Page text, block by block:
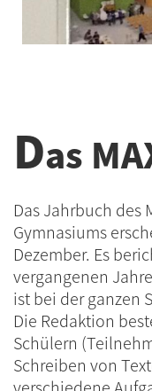
Das
Das Jahrbuch des
Gymnasiums
Dezember. Es
vergangenen
ist bei der ganzen
Die Redaktion
Schülern
Schreiben von